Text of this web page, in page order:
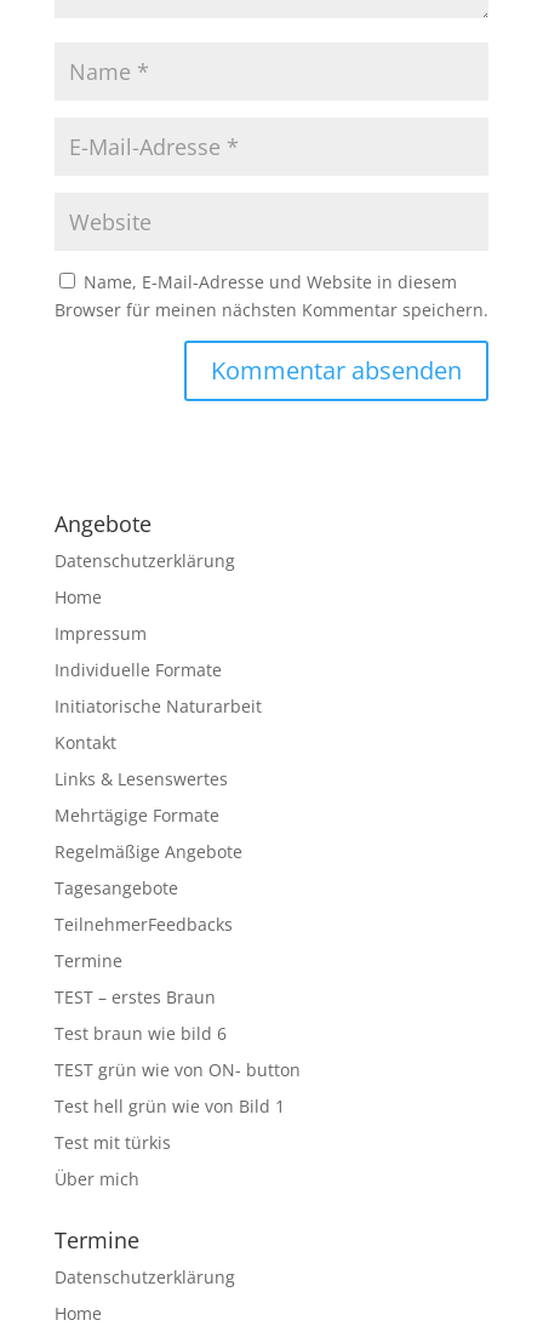
Name, E-Mail-Adresse und Website in diesem
Browser für meinen nächsten Kommentar speichern.
r
n
t
i
v
Angebote
Datenschutzerklärung
Home
Impressum
Individuelle Formate
Initiatorische Naturarbeit
Kontakt
Links & Lesenswertes
Mehrtägige Formate
Regelmäßige Angebote
Tagesangebote
TeilnehmerFeedbacks
Termine
TEST – erstes Braun
Test braun wie bild 6
TEST grün wie von ON- button
Test hell grün wie von Bild 1
Test mit türkis
Über mich
Termine
Datenschutzerklärung
Home